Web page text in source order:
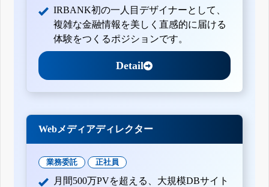
IRBANK初の一人目デザイナーとして、
複雑な金融情報を美しく直感的に届ける
体験をつくるポジションです。
Detail
Webメディアディレクター
業務委託 正社員
月間500万PVを超える、大規模DBサイト